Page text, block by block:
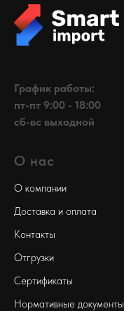
График работы:
пт-пт 9:00 - 18:00
сб-вс выходной
О нас
О компании
Доставка и оплата
Контакты
Отгрузки
Сертификаты
Нормативные документы